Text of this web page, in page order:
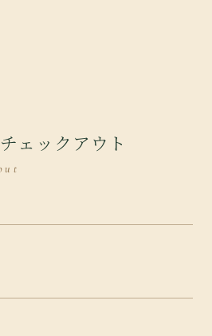
ェックアウト